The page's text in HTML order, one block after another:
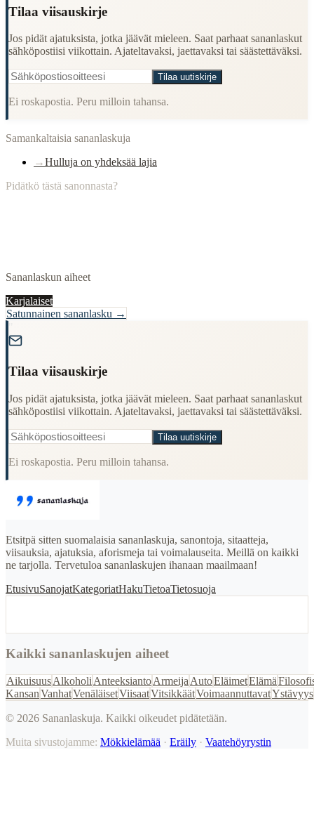
Origin: Finland
Period:Traditional folk wisdom
Tilaa viisauskirje
Jos pidät ajatuksista, jotka jäävät mieleen. Saat parhaat sananlaskut
sähköpostiisi viikottain. Ajateltavaksi, jaettavaksi tai säästettäväksi.
Tilaa uutiskirje
Ei roskapostia. Peru milloin tahansa.
Samankaltaisia sananlaskuja
→Hulluja on yhdeksää lajia
Pidätkö tästä sanonnasta?
Sananlaskun aiheet
Karjalaiset
Satunnainen sananlasku →
Tilaa viisauskirje
Jos pidät ajatuksista, jotka jäävät mieleen. Saat parhaat sananlaskut
sähköpostiisi viikottain. Ajateltavaksi, jaettavaksi tai säästettäväksi.
Tilaa uutiskirje
Ei roskapostia. Peru milloin tahansa.
Etsitpä sitten suomalaisia sananlaskuja, sanontoja, sitaatteja,
viisauksia, ajatuksia, aforismeja tai voimalauseita. Meillä on kaikki
ne tarjolla. Tervetuloa sananlaskujen ihanaan maailmaan!
EtusivuSanojatKategoriatHakuTietoaTietosuoja
Kaikki sananlaskujen aiheet
AikuisuusAlkoholi AnteeksiantoArmeija AutoEläimetElämä
KansanVanhatVenäläisetViisaatVitsikkäätVoimaannuttavatYstävyys
© 2026 Sananlaskuja. Kaikki oikeudet pidätetään.
Muita sivustojamme: Mökkielämää · Eräily · Vaatehöyrystin